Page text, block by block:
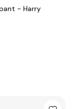
- Harry